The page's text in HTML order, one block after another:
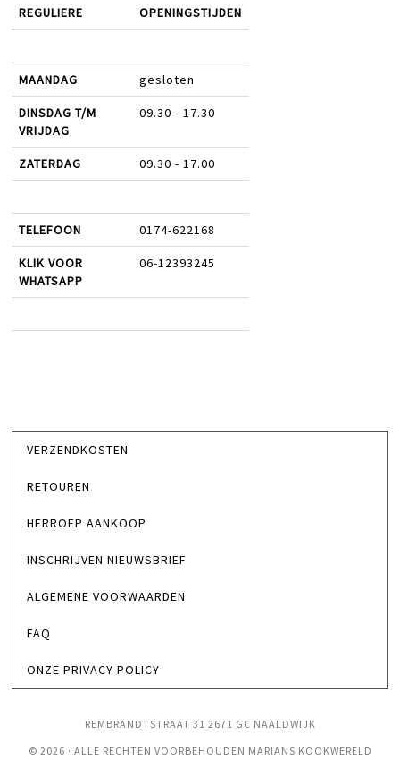
REGULIERE OPENINGSTIJDEN
MAANDAG gesloten
DINSDAG T/M
VRIJDAG
09.30 - 17.30
ZATERDAG 09.30 - 17.00
TELEFOON 0174-622168
KLIK VOOR
WHATSAPP
06-12393245
VERZENDKOSTEN
RETOUREN
HERROEP AANKOOP
INSCHRIJVEN NIEUWSBRIEF
ALGEMENE VOORWAARDEN
FAQ
ONZE PRIVACY POLICY
REMBRANDTSTRAAT 31 2671 GC NAALDWIJK
© 2026 · ALLE RECHTEN VOORBEHOUDEN MARIANS KOOKWERELD